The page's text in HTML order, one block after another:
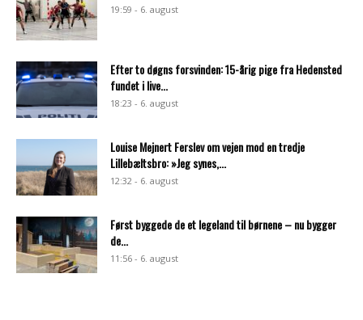
19:59 - 6. august
Efter to døgns forsvinden: 15-årig pige fra Hedensted
fundet i live...
18:23 - 6. august
Louise Mejnert Ferslev om vejen mod en tredje
Lillebæltsbro: »Jeg synes,...
12:32 - 6. august
Først byggede de et legeland til børnene – nu bygger
de...
11:56 - 6. august